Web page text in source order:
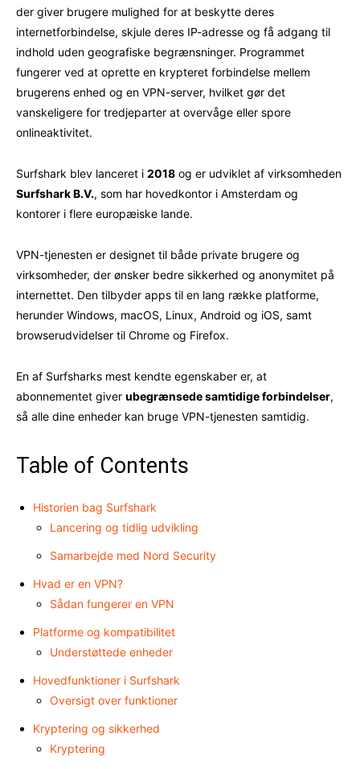
der giver brugere mulighed for at beskytte deres
internetforbindelse, skjule deres IP-adresse og få adgang til
indhold uden geografiske begrænsninger. Programmet
fungerer ved at oprette en krypteret forbindelse mellem
brugerens enhed og en VPN-server, hvilket gør det
vanskeligere for tredjeparter at overvåge eller spore
onlineaktivitet.
Surfshark blev lanceret i 2018 og er udviklet af virksomheden
Surfshark B.V., som har hovedkontor i Amsterdam og
kontorer i flere europæiske lande.
VPN-tjenesten er designet til både private brugere og
virksomheder, der ønsker bedre sikkerhed og anonymitet på
internettet. Den tilbyder apps til en lang række platforme,
herunder Windows, macOS, Linux, Android og iOS, samt
browserudvidelser til Chrome og Firefox.
En af Surfsharks mest kendte egenskaber er, at
abonnementet giver ubegrænsede samtidige forbindelser,
så alle dine enheder kan bruge VPN-tjenesten samtidig.
Table of Contents
Historien bag Surfshark
Lancering og tidlig udvikling
Samarbejde med Nord Security
Hvad er en VPN?
Sådan fungerer en VPN
Platforme og kompatibilitet
Understøttede enheder
Hovedfunktioner i Surfshark
Oversigt over funktioner
Kryptering og sikkerhed
Kryptering